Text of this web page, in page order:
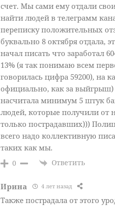
счет. Мы сами ему отдали
найти людей в телеграмм
переписку положительных
буквально 8 октября отдала,
начал писать что заработал
13% (я так понимаю всем
говорилась цифра 59200), на
официально, как за
насчитала минимум 5 штук
людей, которые получили от
только пострадавших)))
всего надо коллективную
таких как мы.
0 Ответить
Ирина 4 лет назад
Также пострадала от этого